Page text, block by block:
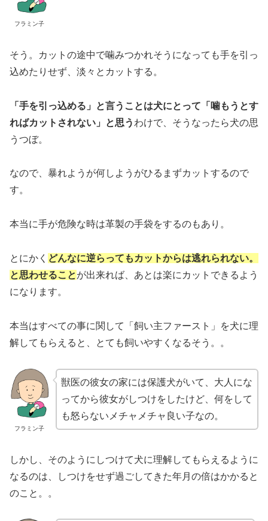
フラミン子
そう。カットの途中で噛みつかれそうになっても手を引っ
込めたりせず、淡々とカットする。
「手を引っ込める」と言うことは犬にとって「噛もうとす
ればカットされない」と思う わけで、そうなったら犬の思
うつぼ。
なので、暴れようが何しようがひるまずカットするので
す。
本当に手が危険な時は革製の手袋をするのもあり。
とにかく どんなに逆らってもカットからは逃れられない。
と思わせることが出来れば、あとは楽にカットできるよう
になります。
本当はすべての事に関して「飼い主ファースト」を犬に理
解してもらえると、とても飼いやすくなるそう。。
フラミン子
獣医の彼女の家には保護犬がいて、大人にな
ってから彼女がしつけをしたけど、何をして
も怒らないメチャメチャ良い子なの。
しかし、そのようにしつけて犬に理解してもらえるように
なるのは、しつけをせず過ごしてきた年月の倍はかかると
のこと。。